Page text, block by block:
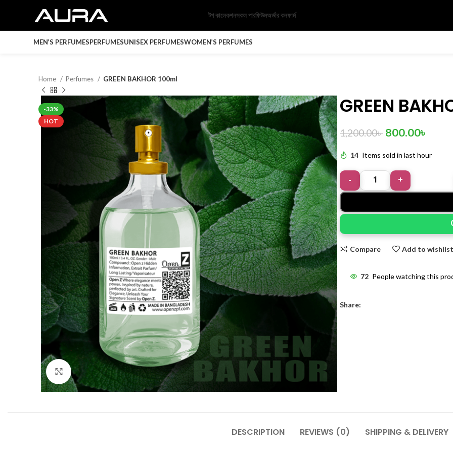
টপ কালেকশনসকল পারফিউমঅর্ডার কনফার্ম
MEN’S PERFUMESPERFUMESUNISEX PERFUMESWOMEN’S PERFUMES
Home Perfumes GREEN BAKHOR 100ml
-33%
HOT
Click to enlarge
GREEN
1,200.00৳ 800.00৳
14 Items sold in last hour
Compare Add to wishlist
72 People watching this
Share:
DESCRIPTION REVIEWS (0) SHIPPING & DELIVERY